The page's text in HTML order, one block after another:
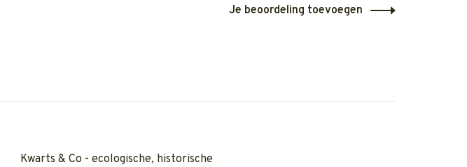
Je beoordeling toevoegen
Kwarts & Co - ecologische, historische